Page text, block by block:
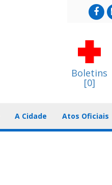
Boletins
[0]
A Cidade Atos Oficiais